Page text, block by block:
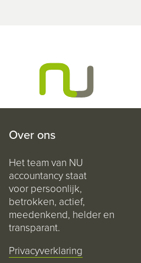
Over ons
Het team van NU
accountancy staat
voor persoonlijk,
betrokken, actief,
meedenkend, helder en
transparant.
Privacyverklaring